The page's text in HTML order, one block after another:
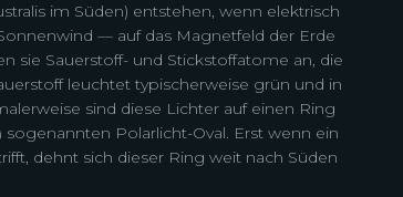
im Süden) entstehen, wenn elektrisch
— auf das Magnetfeld der Erde
sie Sauerstoff- und Stickstoffatome an, die
leuchtet typischerweise grün und in
sind diese Lichter auf einen Ring
Polarlicht-Oval. Erst wenn ein
dehnt sich dieser Ring weit nach Süden